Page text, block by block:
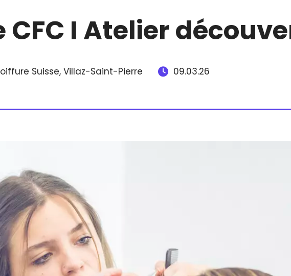
CFC I Atelier
Suisse, Villaz-Saint-Pierre 09.03.26